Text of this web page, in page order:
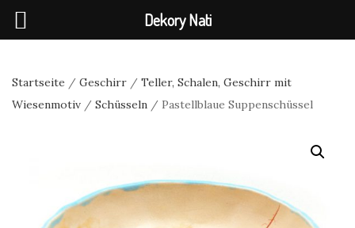
Startseite / Geschirr / Teller, Schalen, Geschirr mit
Wiesenmotiv / Schüsseln / Pastellblaue Suppenschüssel
Dekory Nati